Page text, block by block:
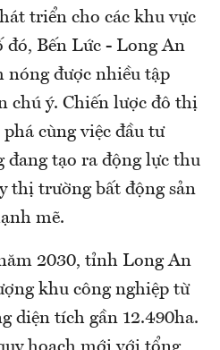
triển cho các khu vực
đó, Bến Lức - Long An
được nhiều tập
chú ý. Chiến lược đô thị
cùng việc đầu tư
đang tạo ra động lực thu
thị trường bất động sản
mẽ.
2030, tỉnh Long An
khu công nghiệp từ
diện tích gần 12.490ha.